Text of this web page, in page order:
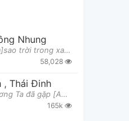
Nhung
Verse 1: [G]Có cơn mưa nào qua [D]đây, [Em]sao trời trong xanh [Bm]là thế [Am7] [D] [G]Giá như em
58,028
, Thái Đinh
[C]Khi anh đưa mắt nhìn em qua tấm [Em]gương Ta đã gặp [Am]nhau bối rối thật [F]lâu Đêm [C]nay dườ
165k